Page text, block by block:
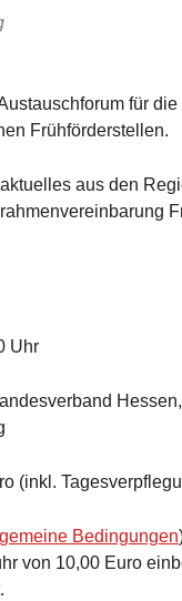
für
Frühförderstellen.
aus den
Uhr
(inkl.
Bedingungen
von 10,00 Euro